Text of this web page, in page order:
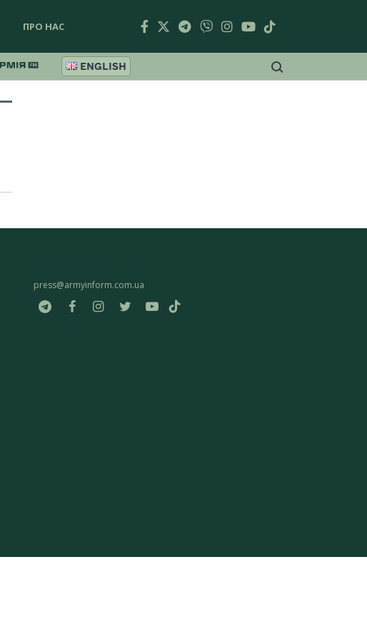
ПРО НАС
ENGLISH
press@armyinform.com.ua